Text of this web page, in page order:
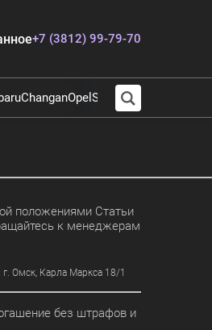
+7 (3812) 99-79-70
ChanganOpel SuzukiAudi
положениями Статьи
к менеджерам
Омск, Карла Маркса 18/1
без штрафов и